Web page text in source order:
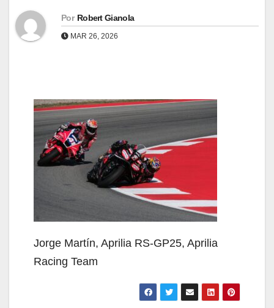
Por Robert Gianola
MAR 26, 2026
Jorge Martín, Aprilia RS-GP25, Aprilia
Racing Team